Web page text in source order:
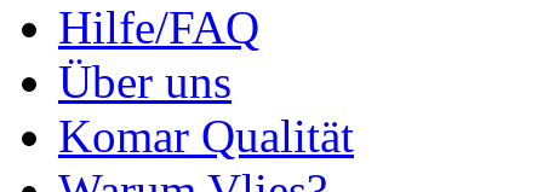
Hilfe/FAQ
Über uns
Komar Qualität